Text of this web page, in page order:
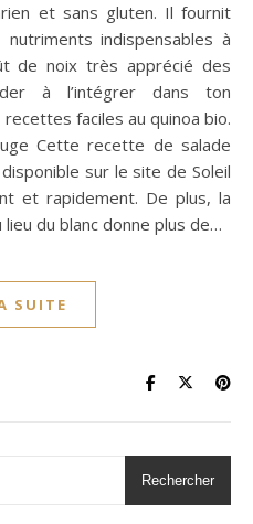
et sans gluten. Il fournit
indispensables à
de noix très apprécié des
à l’intégrer dans ton
faciles au quinoa bio.
Cette recette de salade
sur le site de Soleil
et rapidement. De plus, la
du blanc donne plus de…
SUITE
Rechercher